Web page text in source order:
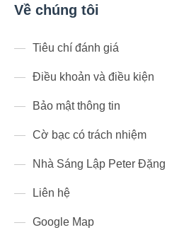
Về chúng tôi
Tiêu chí đánh giá
Điều khoản và điều kiện
Bảo mật thông tin
Cờ bạc có trách nhiệm
Nhà Sáng Lập Peter Đặng
Liên hệ
Google Map